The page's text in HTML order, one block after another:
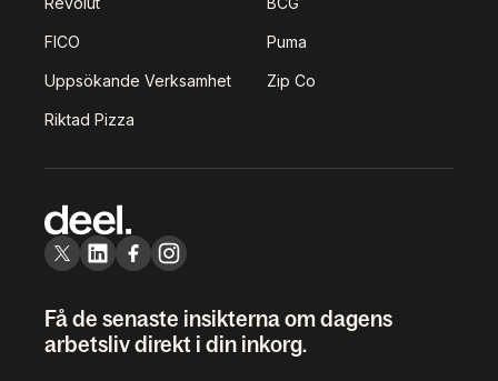
FICO Puma
Uppsökande Verksamhet Zip Co
Riktad Pizza
Få de senaste insikterna om dagens
arbetsliv direkt i din inkorg.